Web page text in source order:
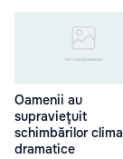
Oamenii au
supravieţuit
schimbărilor
dramatice